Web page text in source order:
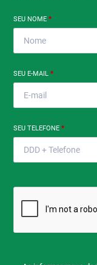
SEU NOME*
SEU E-MAIL*
SEU TELEFONE*